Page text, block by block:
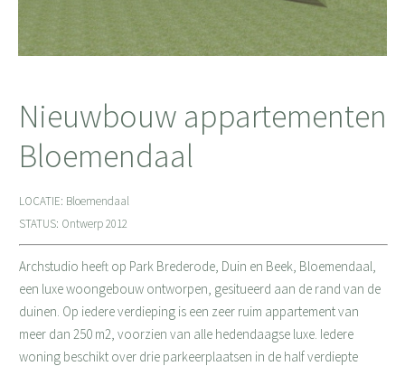
Nieuwbouw appartementen
Bloemendaal
LOCATIE: Bloemendaal
STATUS: Ontwerp 2012
Archstudio heeft op Park Brederode, Duin en Beek, Bloemendaal,
een luxe woongebouw ontworpen, gesitueerd aan de rand van de
duinen. Op iedere verdieping is een zeer ruim appartement van
meer dan 250 m2, voorzien van alle hedendaagse luxe. Iedere
woning beschikt over drie parkeerplaatsen in de half verdiepte